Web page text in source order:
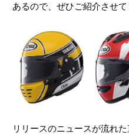
あるので、ぜひご紹介させて
リリースのニュースが流れ